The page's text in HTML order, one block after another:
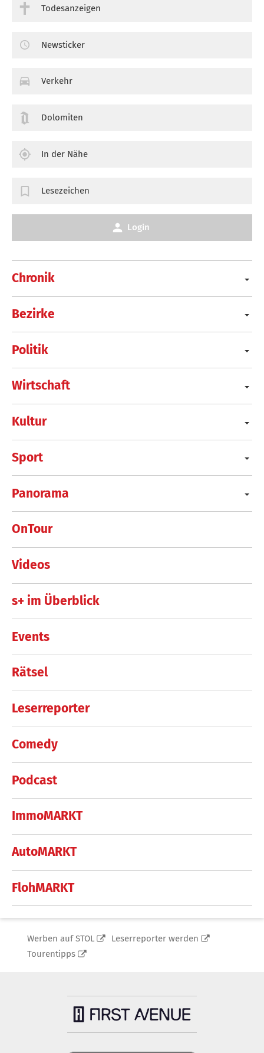
Chronik
Bezirke
Politik
Wirtschaft
Kultur
Sport
Panorama
OnTour
Videos
s+ im Überblick
Events
Rätsel
Leserreporter
Comedy
Podcast
ImmoMARKT
AutoMARKT
FlohMARKT
Todesanzeigen
Newsticker
Verkehr
Dolomiten
In der Nähe
Lesezeichen
Login
Werben auf STOL
Leserreporter werden
Tourentipps